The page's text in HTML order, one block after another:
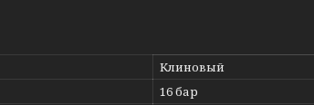
Клиновый
16 бар